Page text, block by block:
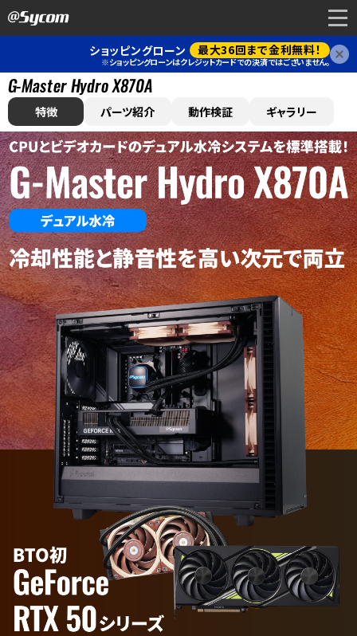
ショッピングローン 最大36回まで金利無料！
※ショッピングローンはクレジットカードでの決済ではございません。
G-Master Hydro X870A
特徴 パーツ紹介 動作検証 ギャラリー